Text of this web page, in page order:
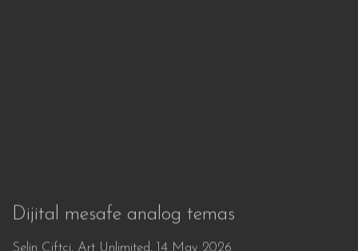
Dijital mesafe analog temas
Selin Çiftçi, Art Unlimited, 14 May 2026